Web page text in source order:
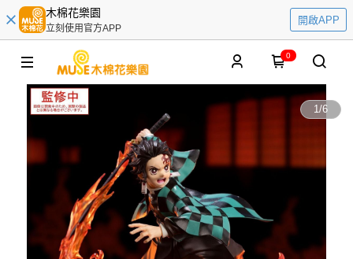
木棉花樂園
立刻使用官方APP
開啟APP
0
1/6